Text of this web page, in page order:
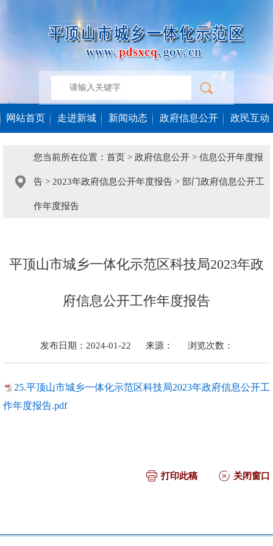
网站首页 走进新城 新闻动态 政府信息公开 政民互动
您当前所在位置： 首页 > 政府信息公开 > 信息公开年度报
告 > 2023年政府信息公开年度报告 > 部门政府信息公开工
作年度报告
平顶山市城乡一体化示范区科技局2023年政
府信息公开工作年度报告
发布日期：2024-01-22 来源： 浏览次数：
25.平顶山市城乡一体化示范区科技局2023年政府信息公开工
作年度报告.pdf
打印此稿 关闭窗口